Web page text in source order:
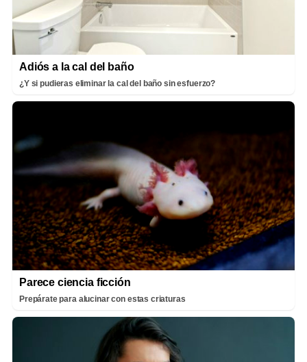
Adiós a la cal del baño
¿Y si pudieras eliminar la cal del baño sin esfuerzo?
Parece ciencia ficción
Prepárate para alucinar con estas criaturas